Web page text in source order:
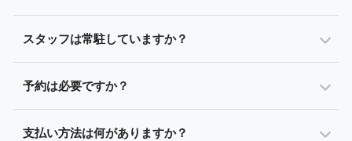
スタッフは常駐していますか？
予約は必要ですか？
支払い方法は何がありますか？